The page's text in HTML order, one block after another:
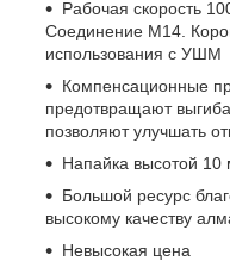
Рабочая скорость
Соединение М14.
использования с УШМ
Компенсационные
предотвращают
позволяют улучшать
Напайка высотой 10
Большой ресурс
высокому качеству
Невысокая цена